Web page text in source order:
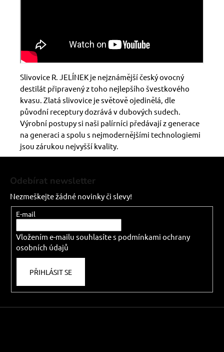
Slivovice R. JELÍNEK je nejznámější český ovocný
destilát připravený z toho nejlepšího švestkového
kvasu. Zlatá slivovice je světově ojedinělá, dle
původní receptury dozrává v dubových sudech.
Výrobní postupy si naši palírníci předávají z generace
na generaci a spolu s nejmodernějšími technologiemi
jsou zárukou nejvyšší kvality.
Odebírat newsletter
Nezmeškejte žádné novinky či slevy!
E-mail
Vložením e-mailu souhlasíte s podmínkami ochrany
osobních údajů
PŘIHLÁSIT SE